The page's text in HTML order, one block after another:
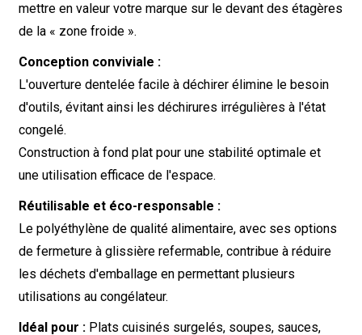
mettre en valeur votre marque sur le devant des étagères
de la « zone froide ».
Conception conviviale :
L'ouverture dentelée facile à déchirer élimine le besoin
d'outils, évitant ainsi les déchirures irrégulières à l'état
congelé.
Construction à fond plat pour une stabilité optimale et
une utilisation efficace de l'espace.
Réutilisable et éco-responsable :
Le polyéthylène de qualité alimentaire, avec ses options
de fermeture à glissière refermable, contribue à réduire
les déchets d'emballage en permettant plusieurs
utilisations au congélateur.
Idéal pour :Plats cuisinés surgelés, soupes, sauces,